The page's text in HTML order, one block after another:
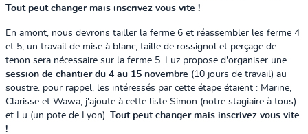
Tout peut changer mais inscrivez vous vite !
En amont, nous devrons tailler la ferme 6 et réassembler les ferme 4
et 5, un travail de mise à blanc, taille de rossignol et perçage de
tenon sera nécessaire sur la ferme 5. Luz propose d'organiser une
session de chantier du 4 au 15 novembre (10 jours de travail) au
soustre. pour rappel, les intéressés par cette étape étaient : Marine,
Clarisse et Wawa, j'ajoute à cette liste Simon (notre stagiaire à tous)
et Lu (un pote de Lyon). Tout peut changer mais inscrivez vous vite
!